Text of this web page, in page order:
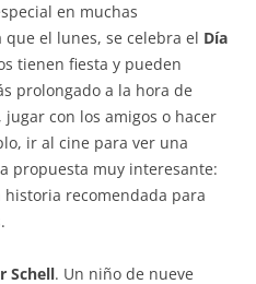
en muchas
que el lunes, se celebra el Día
tienen fiesta y pueden
prolongado a la hora de
con los amigos o hacer
ir al cine para ver una
propuesta muy interesante:
historia recomendada para
Schell. Un niño de nueve